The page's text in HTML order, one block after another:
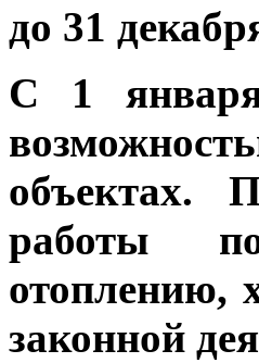
до 31
С 1
объектах.
работы
отоплению,
законной